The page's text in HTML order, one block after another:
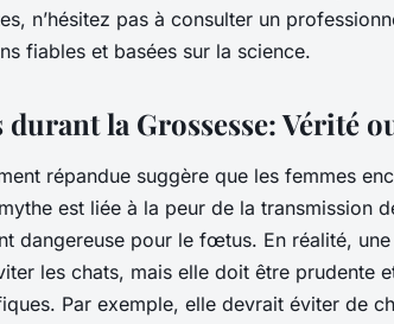
n’hésitez pas à consulter un
fiables et basées sur la science.
durant la Grossesse: Vérité
répandue suggère que les femmes
est liée à la peur de la transmission
dangereuse pour le fœtus. En réalité,
les chats, mais elle doit être prudente
Par exemple, elle devrait éviter de